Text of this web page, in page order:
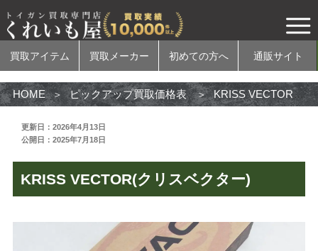
買取アイテム 買取メーカー 初めての方へ 通販サイト
買取アイテム
エアコッキングガン
HOME ピックアップ買取価格表 KRISS VECTOR(クリスベクター)
更新日：2026年4月13日
公開日：2025年7月18日
KRISS VECTOR(クリスベクター)